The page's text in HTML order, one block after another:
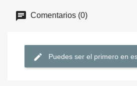
Comentarios (0)
Puedes ser el primero en